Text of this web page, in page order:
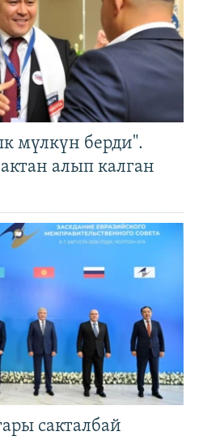
мүлкүн берди".
алып калган
сакталбай